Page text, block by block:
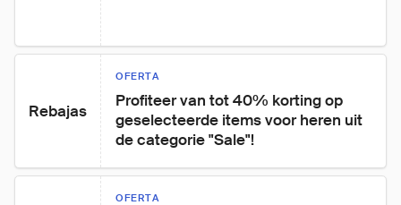
Rebajas
OFERTA
Profiteer van tot 40% korting op
geselecteerde items voor heren uit
de categorie "Sale"!
OFERTA